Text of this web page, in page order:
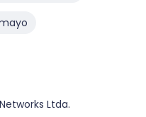
Ltda.